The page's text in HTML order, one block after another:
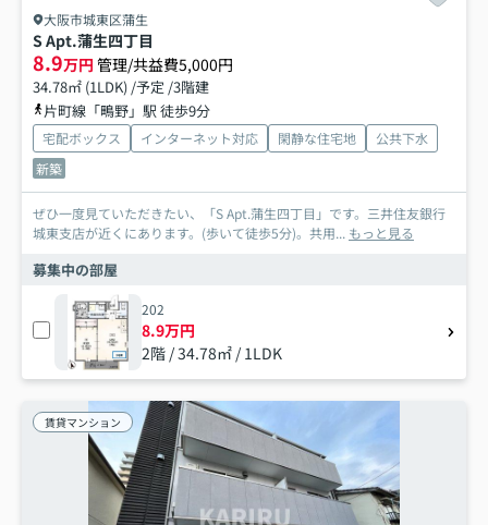
大阪市城東区蒲生
S Apt.蒲生四丁目
8.9万円 管理/共益費5,000円
34.78㎡ (1LDK) /予定 /3階建
片町線「鴫野」駅 徒歩9分
宅配ボックス インターネット対応 閑静な住宅地
公共下水
新築
ぜひ一度見ていただきたい、「S Apt.蒲生四丁目」です。三井住友銀行
城東支店が近くにあります。(歩いて徒歩5分)。共用... もっと見る
募集中の部屋
202
8.9万円
2階 / 34.78㎡ / 1LDK
賃貸マンション